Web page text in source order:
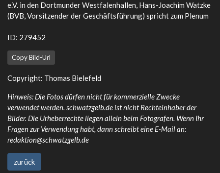
e.V. in den Dortmunder Westfalenhallen, Hans-Joachim Watzke
(BVB, Vorsitzender der Geschäftsführung) spricht zum Plenum
ID: 279452
Copy Bild-Url
Copyright: Thomas Bielefeld
Hinweis: Die Fotos dürfen nicht für kommerzielle Zwecke
verwendet werden. schwatzgelb.de ist nicht Rechteinhaber der
Bilder. Die Urheberrechte liegen allein beim Fotografen. Wenn Ihr
Fragen zur Verwendung habt, dann schreibt eine E-Mail an:
redaktion@schwatzgelb.de
zurück